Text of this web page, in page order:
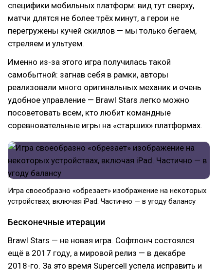
специфики мобильных платформ: вид тут сверху,
матчи длятся не более трёх минут, а герои не
перегружены кучей скиллов — мы только бегаем,
стреляем и ультуем.
Именно из-за этого игра получилась такой
самобытной: загнав себя в рамки, авторы
реализовали много оригинальных механик и очень
удобное управление — Brawl Stars легко можно
посоветовать всем, кто любит командные
соревновательные игры на «старших» платформах.
Игра своеобразно «‎обрезает»‎ изображение на некоторых
устройствах, включая iPad. Частично — в угоду балансу
Бесконечные итерации
Brawl Stars — не новая игра. Софтлонч состоялся
ещё в 2017 году, а мировой релиз — в декабре
2018-го. За это время Supercell успела исправить и